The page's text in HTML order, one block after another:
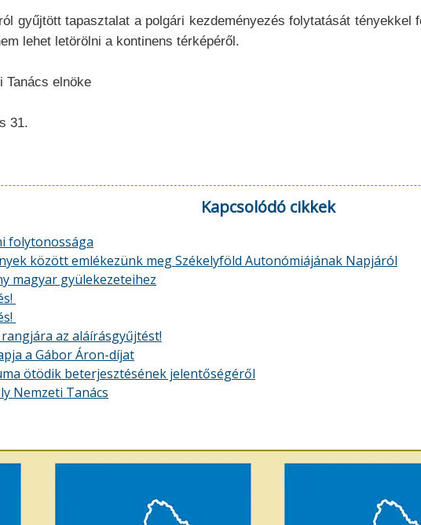
gyűjtött tapasztalat a polgári kezdeményezés folytatását
lehet letörölni a kontinens térképéről.
Tanács elnöke
31.
Kapcsolódó cikkek
folytonossága
között emlékezünk meg Székelyföld Autonómiájának Napjáról
magyar gyülekezeteihez
az aláírásgyűjtést!
a Gábor Áron-díjat
ötödik beterjesztésének jelentőségéről
Nemzeti Tanács